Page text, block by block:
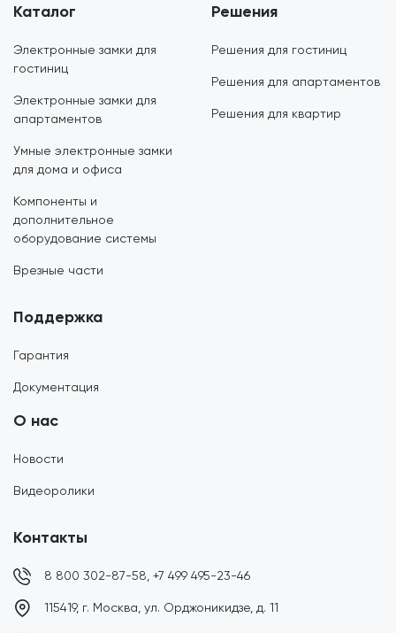
Каталог
Электронные замки для
гостиниц
Электронные замки для
апартаментов
Умные электронные замки
для дома и офиса
Компоненты и
дополнительное
оборудование системы
Врезные части
Решения
Решения для гостиниц
Решения для апартаментов
Решения для квартир
Поддержка
Гарантия
Документация
О нас
Новости
Видеоролики
Контакты
8 800 302-87-58, +7 499 495-23-46
115419, г. Москва, ул. Орджоникидзе, д. 11